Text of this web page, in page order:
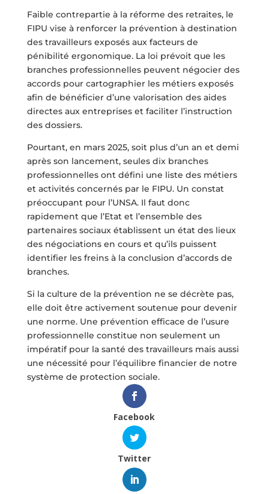
Faible contrepartie à la réforme des retraites, le
FIPU vise à renforcer la prévention à destination
des travailleurs exposés aux facteurs de
pénibilité ergonomique. La loi prévoit que les
branches professionnelles peuvent négocier des
accords pour cartographier les métiers exposés
afin de bénéficier d’une valorisation des aides
directes aux entreprises et faciliter l’instruction
des dossiers.
Pourtant, en mars 2025, soit plus d’un an et demi
après son lancement, seules dix branches
professionnelles ont défini une liste des métiers
et activités concernés par le FIPU. Un constat
préoccupant pour l’UNSA. Il faut donc
rapidement que l’Etat et l’ensemble des
partenaires sociaux établissent un état des lieux
des négociations en cours et qu’ils puissent
identifier les freins à la conclusion d’accords de
branches.
Si la culture de la prévention ne se décrète pas,
elle doit être activement soutenue pour devenir
une norme. Une prévention efficace de l’usure
professionnelle constitue non seulement un
impératif pour la santé des travailleurs mais aussi
une nécessité pour l’équilibre financier de notre
système de protection sociale.
Facebook
Twitter